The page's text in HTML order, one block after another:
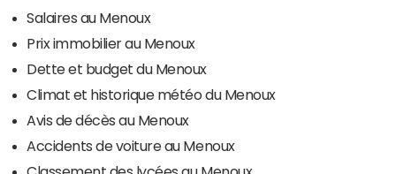
Salaires au Menoux
Prix immobilier au Menoux
Dette et budget du Menoux
Climat et historique météo du Menoux
Avis de décès au Menoux
Accidents de voiture au Menoux